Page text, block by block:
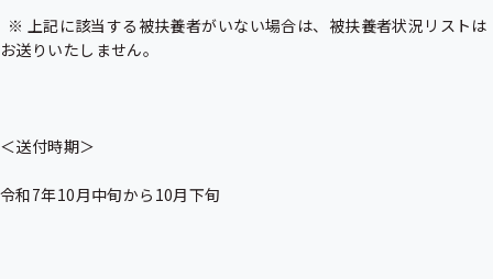
お送りいたしません。
＜送付時期＞
令和7年10月中旬から10月下旬